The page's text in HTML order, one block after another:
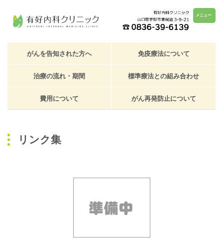
メニュー
がんを告知された方へ 免疫療法について
治療の流れ・期間 標準療法との組み合わせ
費用について がん再発防止について
リンク集